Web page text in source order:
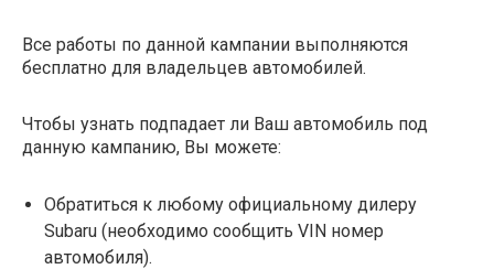
Все работы по данной кампании выполняются
бесплатно для владельцев автомобилей.
Чтобы узнать подпадает ли Ваш автомобиль под
данную кампанию, Вы можете:
Обратиться к любому официальному дилеру
Subaru (необходимо сообщить VIN номер
автомобиля).